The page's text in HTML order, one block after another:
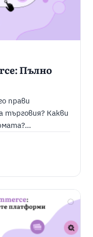
Пълно
прави
търговия? Какви